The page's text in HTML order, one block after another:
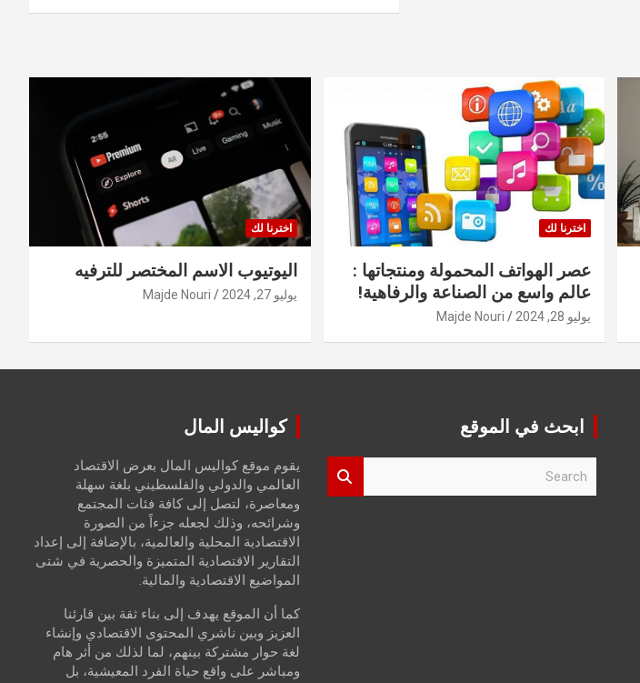
اخترنا لك
عصر الهواتف المحمولة ومنتجاتها :
عالم واسع من الصناعة والرفاهية!
يوليو 28, 2024 Majde Nouri
اخترنا لك
اليوتيوب الاسم المختصر للترفيه
يوليو 27, 2024 Majde Nouri
ابحث في الموقع كواليس المال
يقوم موقع كواليس المال بعرض الاقتصاد
العالمي والدولي والفلسطيني بلغة سهلة
ومعاصرة، لتصل إلى كافة فئات المجتمع
وشرائحه، وذلك لجعله جزءاً من الصورة
الاقتصادية المحلية والعالمية، بالإضافة إلى إعداد
التقارير الاقتصادية المتميزة والحصرية في شتى
المواضيع الاقتصادية والمالية.
كما أن الموقع يهدف إلى بناء ثقة بين قارئنا
العزيز وبين ناشري المحتوى الاقتصادي وإنشاء
لغة حوار مشتركة بينهم، لما لذلك من أثر هام
ومباشر على واقع حياة الفرد المعيشية، بل